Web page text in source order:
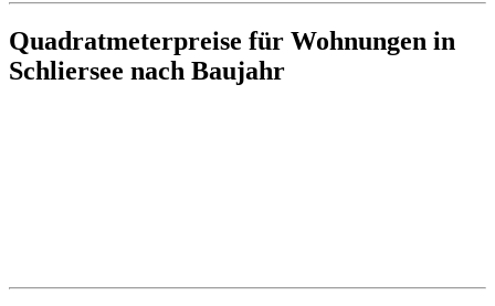
Quadratmeterpreise für Wohnungen in
Schliersee nach Baujahr